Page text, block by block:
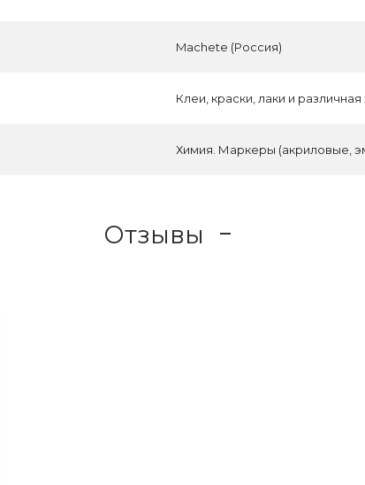
Machete (Россия)
Клеи, краски, лаки и различная
Химия. Маркеры (акриловые,
Отзывы